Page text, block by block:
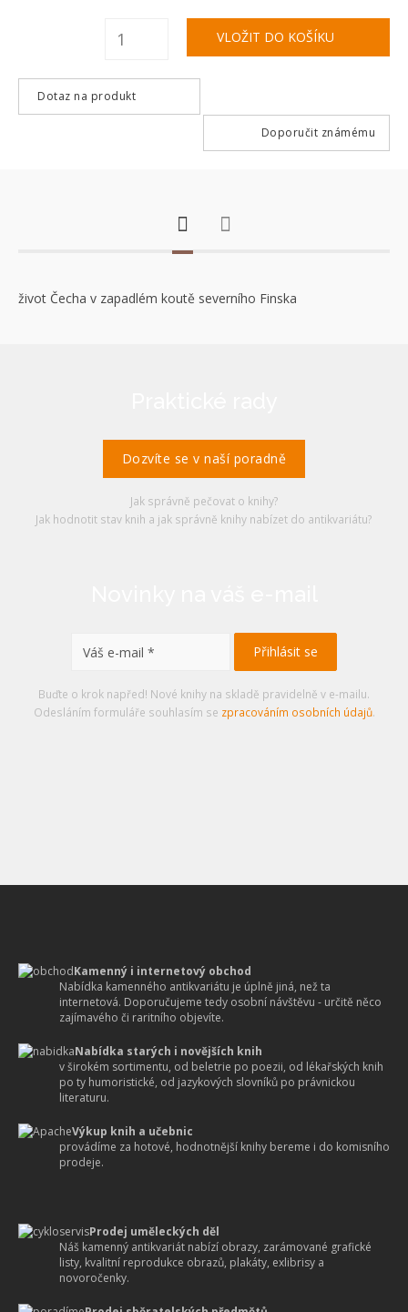
Dotaz na produkt
Doporučit známému
život Čecha v zapadlém koutě severního Finska
Dozvíte se v naší poradně
Jak správně pečovat o knihy?
Jak hodnotit stav knih a jak správně knihy nabízet do antikvariátu?
Buďte o krok napřed! Nové knihy na skladě pravidelně v e-mailu.
Odesláním formuláře souhlasím se zpracováním osobních údajů.
Kamenný i internetový obchod
Nabídka kamenného antikvariátu je úplně jiná, než ta
internetová. Doporučujeme tedy osobní návštěvu - určitě něco
zajímavého či raritního objevíte.
Nabídka starých i novějších knih
v širokém sortimentu, od beletrie po poezii, od lékařských knih
po ty humoristické, od jazykových slovníků po právnickou
literaturu.
Výkup knih a učebnic
provádíme za hotové, hodnotnější knihy bereme i do komisního
prodeje.
Prodej uměleckých děl
Náš kamenný antikvariát nabízí obrazy, zarámované grafické
listy, kvalitní reprodukce obrazů, plakáty, exlibrisy a
novoročenky.